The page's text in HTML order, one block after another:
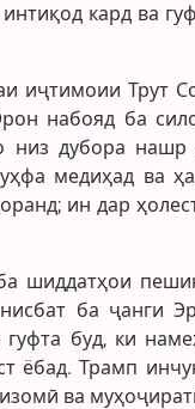
кард ва
иҷтимоии Трут
набояд ба
дубора нашр
медиҳад ва
ин дар
шиддатҳои
ба ҷанги
гуфта буд, ки
ёбад. Трамп
ва